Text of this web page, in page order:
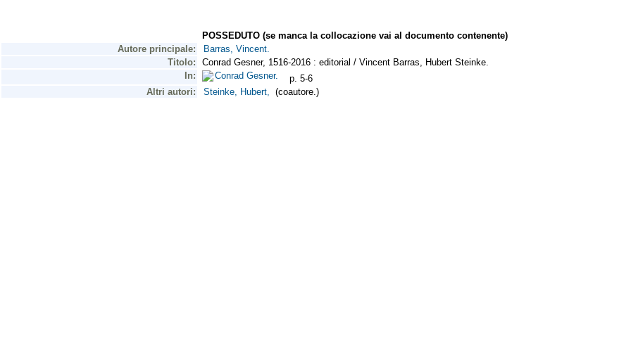
POSSEDUTO (se manca la collocazione vai al documento contenente)
Autore principale:
Barras, Vincent.
Titolo:
Conrad Gesner, 1516-2016 : editorial / Vincent Barras, Hubert Steinke.
In:
Conrad Gesner.
p. 5-6
Altri autori:
Steinke, Hubert, (coautore.)